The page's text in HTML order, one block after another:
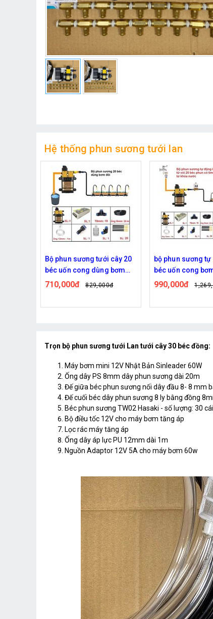
Hệ thống phun sương tưới lan
bộ phun sương tự động 20
béc uốn cong bơm 96W
time van từ ren 21 ra 12mm
990,000đ 1,269,000đ
Combo bộ phun
béc đồng TW05
OM1521
420,000đ
Trọn bộ phun sương tưới Lan tưới cây 30 béc đồng:
Máy bơm mini 12V Nhật Bản Sinleader 60W
Ống dây PS 8mm dây phun sương dài 20m
Đế giữa béc phun sương nối dây đầu 8- 8 mm
Đế cuối béc dây phun sương 8 ly bằng đồng
Béc phun sương TW02 Hasaki - số lượng: 30 cái
Bộ điều tốc 12V cho máy bơm tăng áp
Lọc rác máy tăng áp
Ống dây áp lực PU 12mm dài 1m
Nguồn Adaptor 12V 5A cho máy bơm 60w